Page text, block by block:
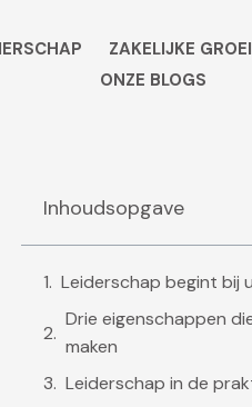
ZAKELIJKE GROEI
ONZE BLOGS
Inhoudsopgave
Leiderschap begint bij
Drie eigenschappen
maken
Leiderschap in de